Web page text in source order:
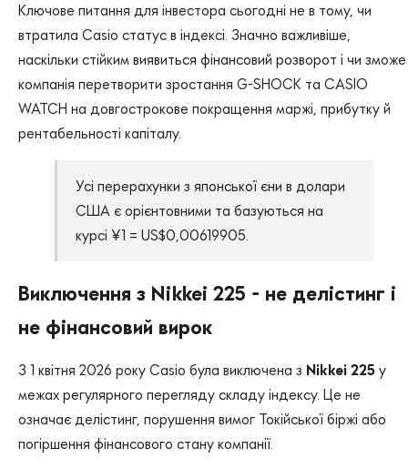
Ключове питання для інвестора сьогодні не в тому, чи
втратила Casio статус в індексі. Значно важливіше,
наскільки стійким виявиться фінансовий розворот і чи зможе
компанія перетворити зростання G-SHOCK та CASIO
WATCH на довгострокове покращення маржі, прибутку й
рентабельності капіталу.
Усі перерахунки з японської єни в долари
США є орієнтовними та базуються на
курсі ¥1 = US$0,00619905.
Виключення з Nikkei 225 - не делістинг і
не фінансовий вирок
З 1 квітня 2026 року Casio була виключена з Nikkei 225 у
межах регулярного перегляду складу індексу. Це не
означає делістинг, порушення вимог Токійської біржі або
погіршення фінансового стану компанії.